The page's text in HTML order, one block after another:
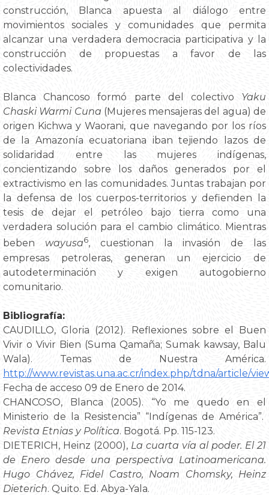
construcción, Blanca apuesta al diálogo entre
movimientos sociales y comunidades que permita
alcanzar una verdadera democracia participativa y la
construcción de propuestas a favor de las
colectividades.
Blanca Chancoso formó parte del colectivo Yaku
Chaski Warmi Cuna (Mujeres mensajeras del agua) de
origen Kichwa y Waorani, que navegando por los ríos
de la Amazonía ecuatoriana iban tejiendo lazos de
solidaridad entre las mujeres indígenas,
concientizando sobre los daños generados por el
extractivismo en las comunidades. Juntas trabajan por
la defensa de los cuerpos-territorios y defienden la
tesis de dejar el petróleo bajo tierra como una
verdadera solución para el cambio climático. Mientras
beben wayusa6, cuestionan la invasión de las
empresas petroleras, generan un ejercicio de
autodeterminación y exigen autogobierno
comunitario.
Bibliografía:
CAUDILLO, Gloria (2012). Reflexiones sobre el Buen
Vivir o Vivir Bien (Suma Qamaña; Sumak kawsay, Balu
Wala). Temas de Nuestra América.
http://www.revistas.una.ac.cr/index.php/tdna/article/
Fecha de acceso 09 de Enero de 2014.
CHANCOSO, Blanca (2005). “Yo me quedo en el
Ministerio de la Resistencia” “Indígenas de América”.
Revista Etnias y Política. Bogotá. Pp. 115-123.
DIETERICH, Heinz (2000), La cuarta vía al poder. El 21
de Enero desde una perspectiva Latinoamericana.
Hugo Chávez, Fidel Castro, Noam Chomsky, Heinz
Dieterich. Quito. Ed. Abya-Yala.